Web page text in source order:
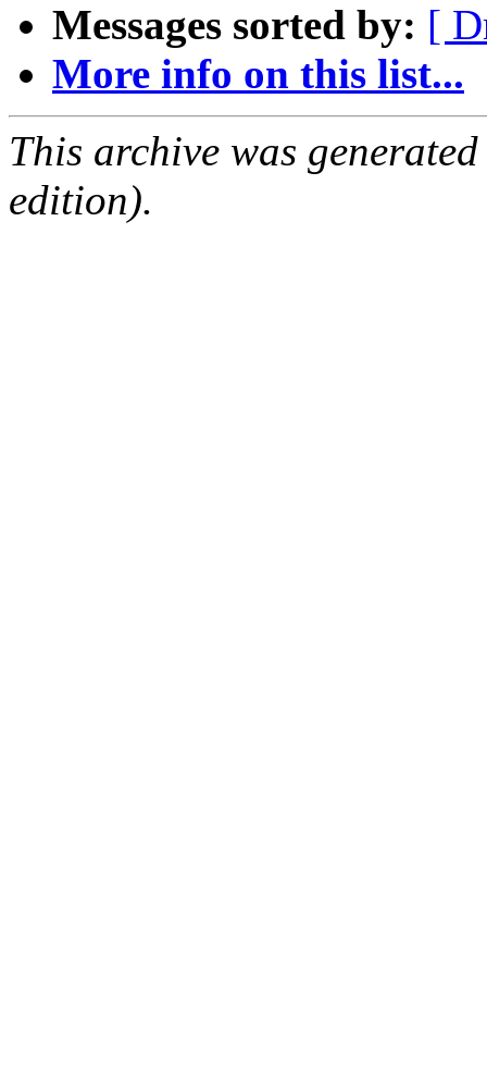
Messages sorted by: [
More info on this list...
This archive was
edition).